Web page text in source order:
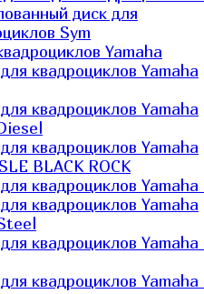
диск для
Sym
Yamaha
квадроциклов Yamaha
квадроциклов Yamaha
квадроциклов Yamaha
BLACK ROCK
квадроциклов Yamaha
квадроциклов Yamaha
квадроциклов
квадроциклов